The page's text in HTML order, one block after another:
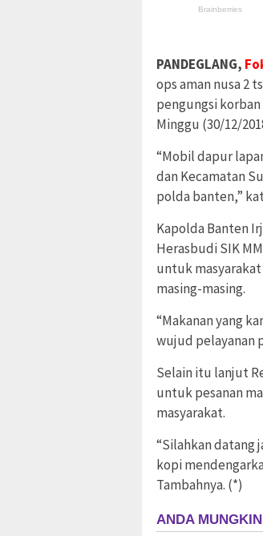
PANDEGLANG,
ops aman nusa 2
pengungsi
Minggu (30/12/
“Mobil dapur
dan Kecamatan
polda banten,”
Kapolda Banten
Herasbudi SIK
untuk
masing-masing.
“Makanan yang
wujud pelayanan
Selain itu lanjut
untuk pesanan
masyarakat.
“Silahkan datang
kopi
Tambahnya. (*)